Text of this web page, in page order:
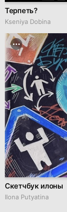
Терпеть?
Kseniya Dobina
Скетчбук илоны
Ilona Putyatina